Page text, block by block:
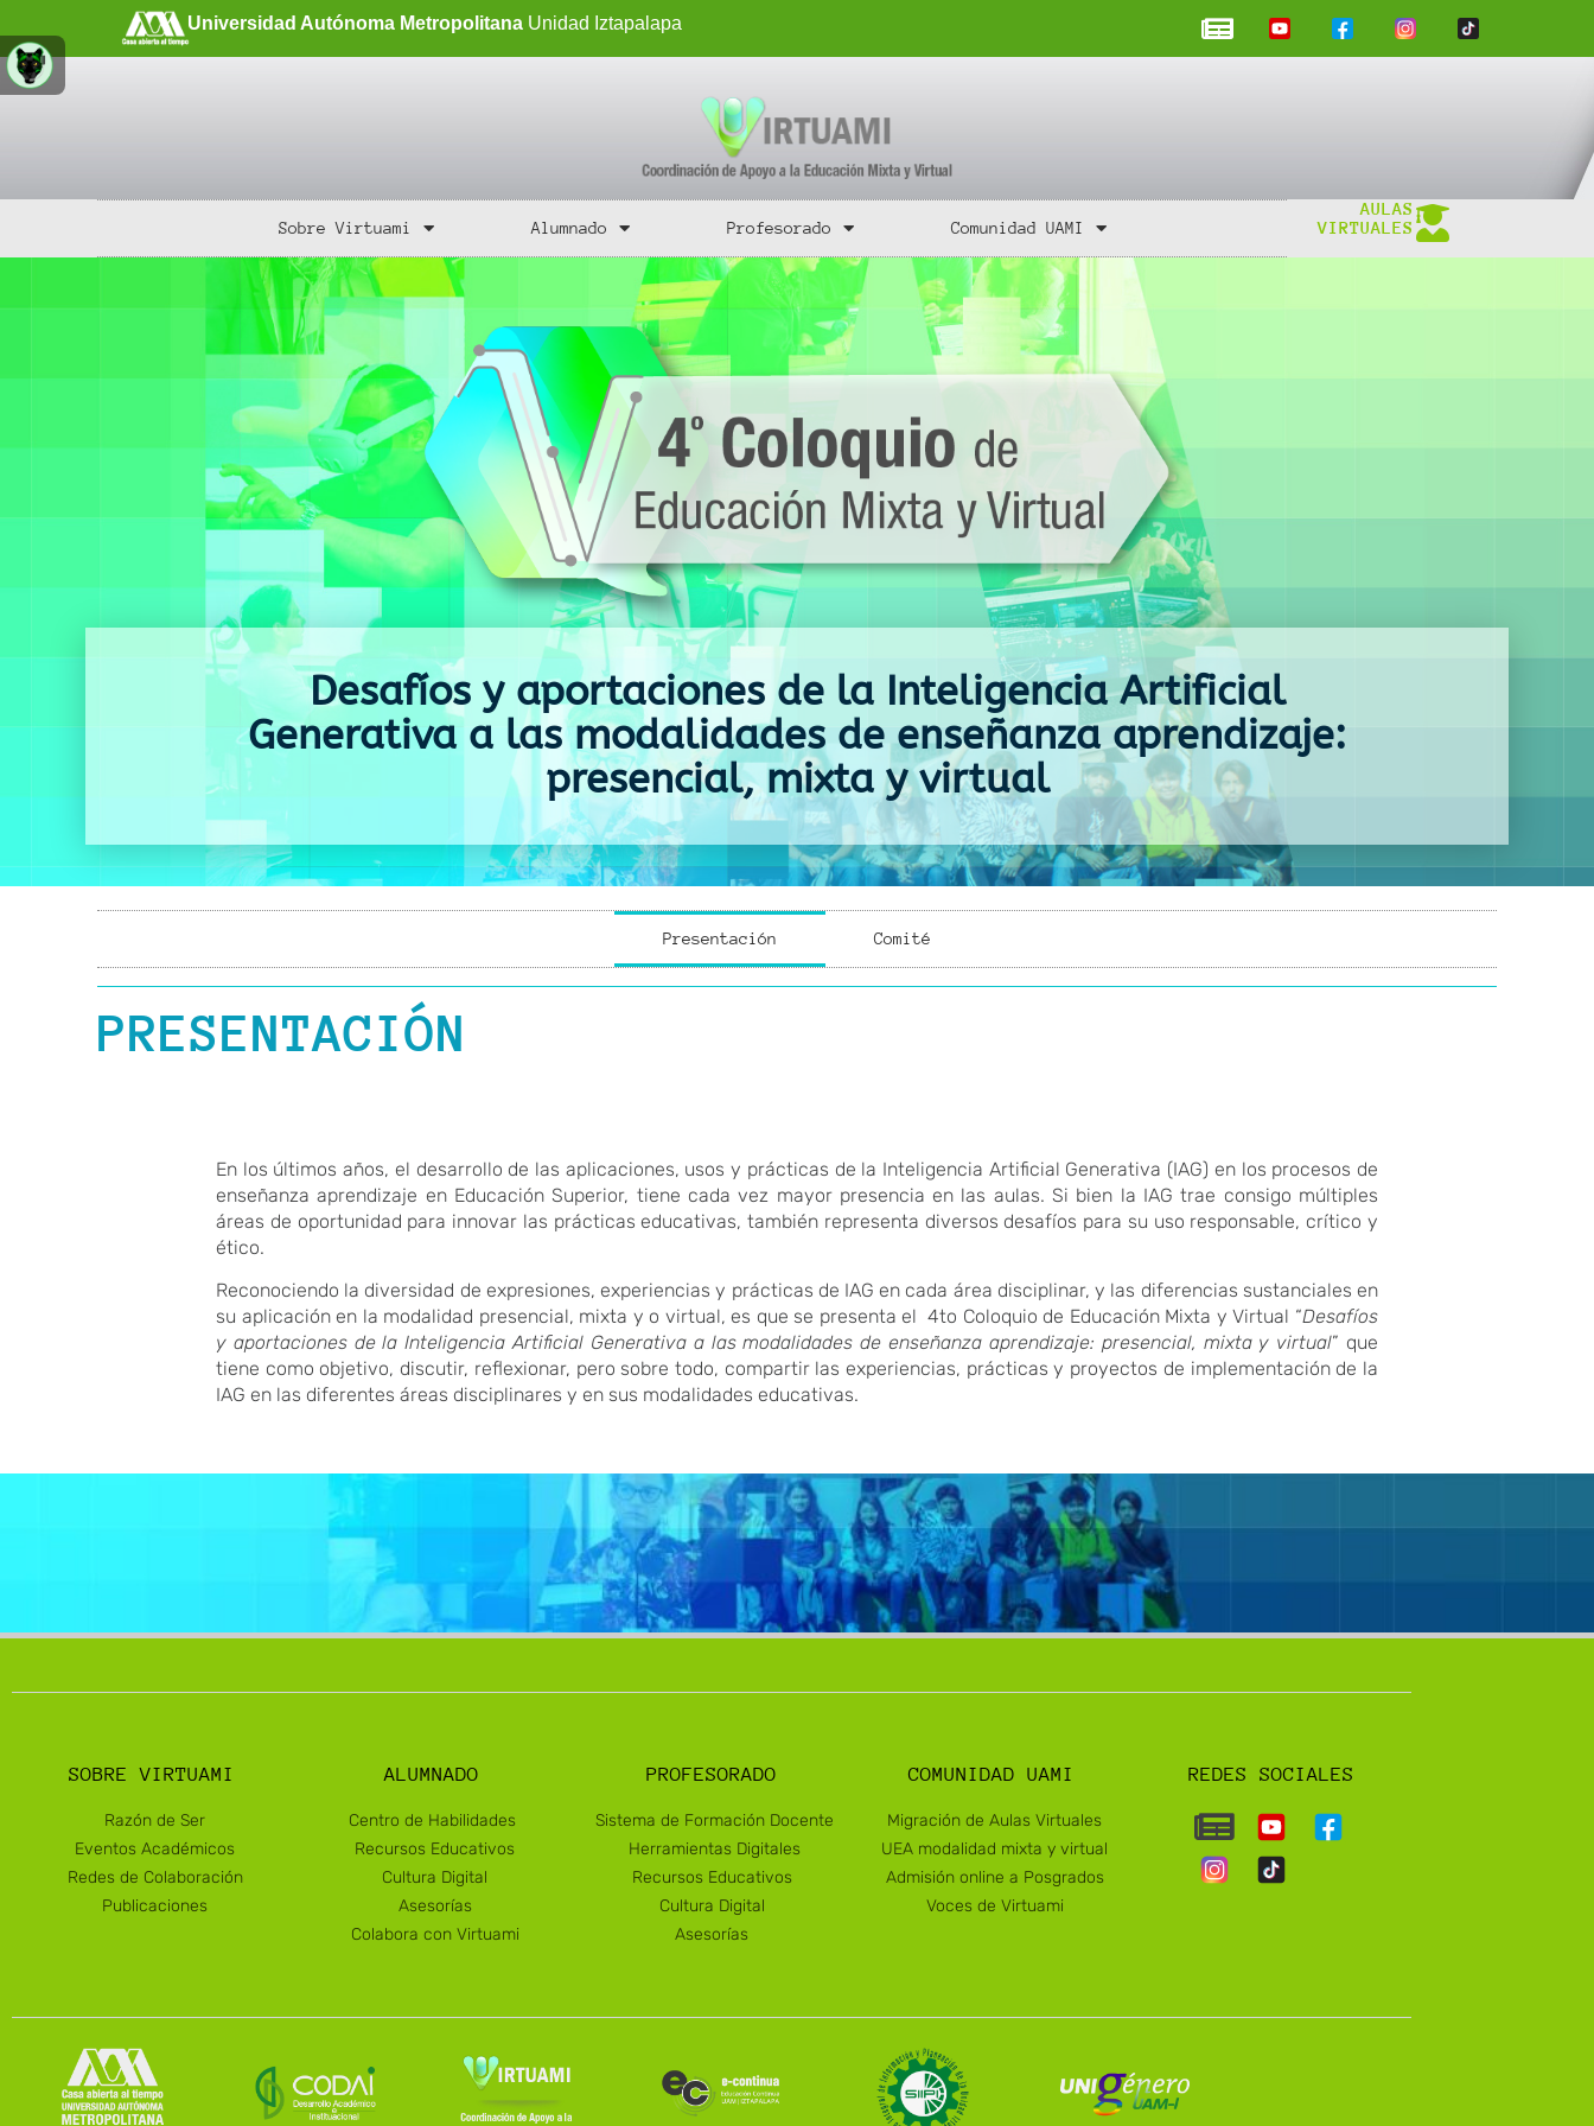
Universidad Autónoma MetropolitanaUnidad Iztapalapa
Sobre Virtuami Alumnado Profesorado Comunidad UAMI
AULAS
VIRTUALES
Desafíos y aportaciones de la Inteligencia Artificial
Generativa a las modalidades de enseñanza aprendizaje:
presencial, mixta y virtual
Presentación Comité
PRESENTACIÓN
En los últimos años, el desarrollo de las aplicaciones, usos y prácticas de la Inteligencia Artificial Generativa (IAG) en los procesos de
enseñanza aprendizaje en Educación Superior, tiene cada vez mayor presencia en las aulas. Si bien la IAG trae consigo múltiples
áreas de oportunidad para innovar las prácticas educativas, también representa diversos desafíos para su uso responsable, crítico y
ético.
Reconociendo la diversidad de expresiones, experiencias y prácticas de IAG en cada área disciplinar, y las diferencias sustanciales en
su aplicación en la modalidad presencial, mixta y o virtual, es que se presenta el 4to Coloquio de Educación Mixta y Virtual “Desafíos
y aportaciones de la Inteligencia Artificial Generativa a las modalidades de enseñanza aprendizaje: presencial, mixta y virtual” que
tiene como objetivo, discutir, reflexionar, pero sobre todo, compartir las experiencias, prácticas y proyectos de implementación de la
IAG en las diferentes áreas disciplinares y en sus modalidades educativas.
SOBRE VIRTUAMI
Razón de Ser
Eventos Académicos
Redes de Colaboración
Publicaciones
ALUMNADO
Centro de Habilidades
Recursos Educativos
Cultura Digital
Asesorías
Colabora con Virtuami
PROFESORADO
Sistema de Formación Docente
Herramientas Digitales
Recursos Educativos
Cultura Digital
Asesorías
COMUNIDAD UAMI
Migración de Aulas Virtuales
UEA modalidad mixta y virtual
Admisión online a Posgrados
Voces de Virtuami
REDES SOCIALES